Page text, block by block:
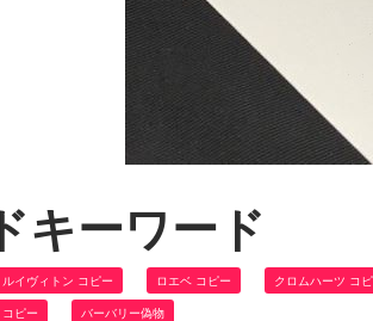
キーワード
ルイヴィトン コピー ロエベ コピー クロムハーツ コ
ピー バーバリー偽物